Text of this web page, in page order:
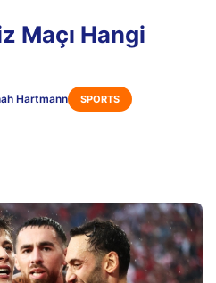
Maçı Hangi
Hartmann SPORTS